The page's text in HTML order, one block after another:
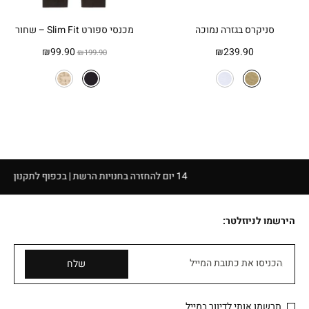
סניקרס בגזרה נמוכה
₪239.90
מכנסי ספורט Slim Fit – שחור
₪199.90
המחיר
היה:
₪99.90
14 יום להחזרה בחנויות הרשת | בכפוף לתקנון
הירשמו לניוזלטר:
הכניסו את כתובת המייל שלח